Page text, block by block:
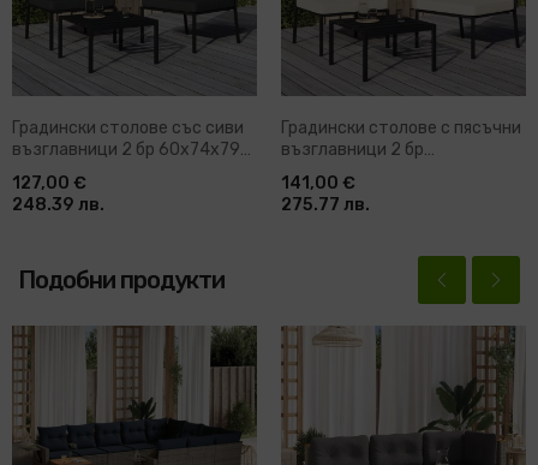
Градински столове със сиви
възглавници 2 бр 60x74x79
см стомана
127,00 €
248.39 лв.
Градински столове с пясъчни
възглавници 2 бр
60x74x79см стомана
141,00 €
275.77 лв.
Подобни продукти